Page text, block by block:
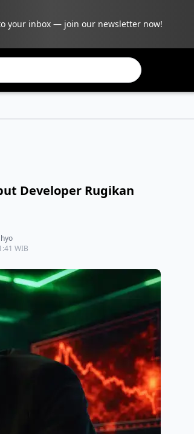
your inbox — join our newsletter now!
Developer Rugikan
WIB